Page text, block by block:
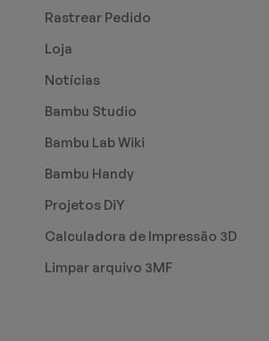
Rastrear Pedido
Loja
Notícias
Bambu Studio
Bambu Lab Wiki
Bambu Handy
Projetos DiY
Calculadora de Impressão 3D
Limpar arquivo 3MF